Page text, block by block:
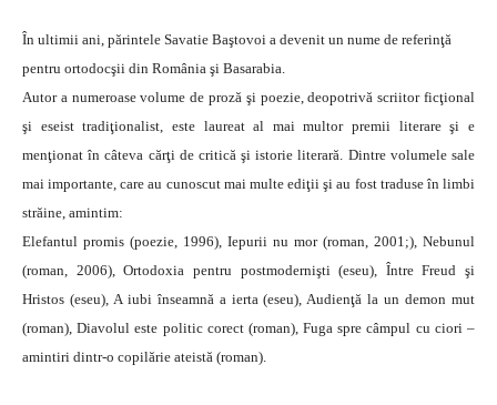
În ultimii ani, părintele Savatie Baştovoi a deve­nit un nume de referinţă
pentru ortodocşii din România şi Basarabia.
Autor a numeroase volu­me de proză şi poezie, deopotrivă scriitor ficţional
şi eseist tradiţionalist, este laureat al mai mul­tor premii literare şi e
menţionat în câteva cărţi de critică şi istorie literară. Dintre vo­lu­mele sale
mai importante, care au cunos­cut mai multe ediţii şi au fost traduse în limbi
străine, amintim:
Elefantul promis (poe­zie, 1996), Iepurii nu mor (ro­man, 2001;), Nebunul
(roman, 2006), Or­to­doxia pentru postmodernişti (eseu), Între Freud şi
Hristos (eseu), A iubi înseamnă a ierta (eseu), Audienţă la un demon mut
(roman), Diavolul este politic corect (ro­man), Fuga spre câmpul cu ciori –
amin­tiri dintr-o co­pi­lărie ateistă (roman).